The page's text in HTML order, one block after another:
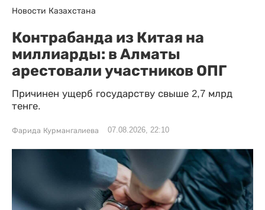
Новости Казахстана
Контрабанда из Китая на
миллиарды: в Алматы
арестовали участников ОПГ
Причинен ущерб государству свыше 2,7 млрд
тенге.
Фарида Курмангалиева 07.08.2026, 22:10